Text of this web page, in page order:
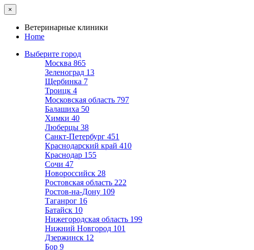
×
Ветеринарные клиники
Home
Выберите город
Москва 865
Зеленоград 13
Щербинка 7
Троицк 4
Московская область 797
Балашиха 50
Химки 40
Люберцы 38
Санкт-Петербург 451
Краснодарский край 410
Краснодар 155
Сочи 47
Новороссийск 28
Ростовская область 222
Ростов-на-Дону 109
Таганрог 16
Батайск 10
Нижегородская область 199
Нижний Новгород 101
Дзержинск 12
Бор 9